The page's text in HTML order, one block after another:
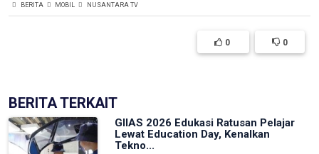
BERITA MOBIL NUSANTARA TV
0 0
BERITA TERKAIT
GIIAS 2026 Edukasi Ratusan Pelajar
Lewat Education Day, Kenalkan
Tekno...